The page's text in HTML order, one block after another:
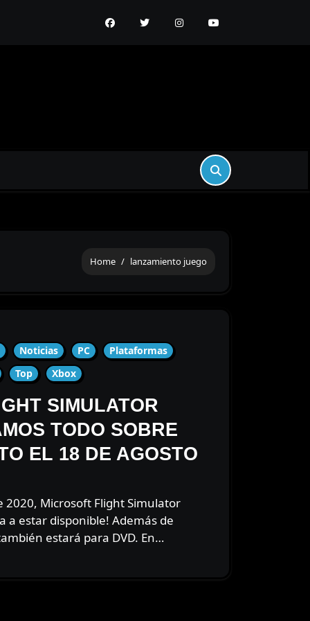
de Poder Necesita Tu PC Gamer? Potencia y Certificación
Home lanzamiento juego
Noticias PC
Plataformas
Top
Xbox
SIMULATOR
TODO SOBRE
EL 18 DE AGOSTO
a estar disponible! Además de
estará para DVD. En…